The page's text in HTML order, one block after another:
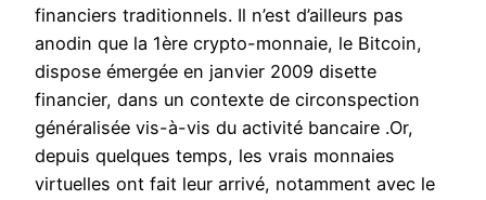
financiers traditionnels. Il n’est d’ailleurs pas
anodin que la 1ère crypto-monnaie, le Bitcoin,
dispose émergée en janvier 2009 disette
financier, dans un contexte de circonspection
généralisée vis-à-vis du activité bancaire .Or,
depuis quelques temps, les vrais monnaies
virtuelles ont fait leur arrivé, notamment avec le